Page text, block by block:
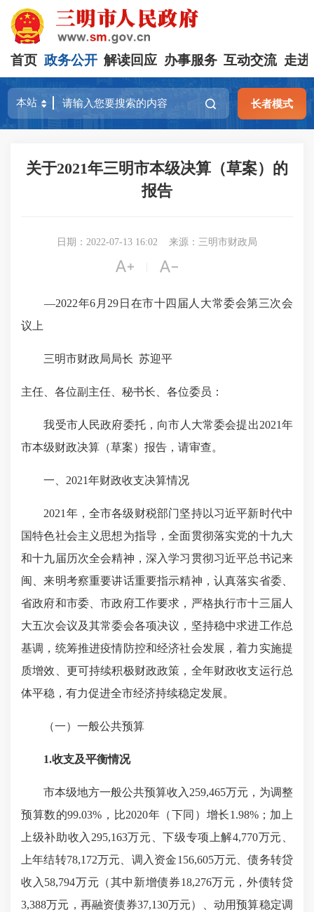
首页 政务公开 解读回应 办事服务 互动交流 走进
长者模式
关于2021年三明市本级决算（草案）的
报告
日期：2022-07-13 16:02 来源：三明市财政局
 
—2022年6月29日在市十四届人大常委会第三次会
议上
三明市财政局局长 苏迎平
主任、各位副主任、秘书长、各位委员：
我受市人民政府委托，向市人大常委会提出2021年
市本级财政决算（草案）报告，请审查。
一、2021年财政收支决算情况
2021年，全市各级财税部门坚持以习近平新时代中
国特色社会主义思想为指导，全面贯彻落实党的十九大
和十九届历次全会精神，深入学习贯彻习近平总书记来
闽、来明考察重要讲话重要指示精神，认真落实省委、
省政府和市委、市政府工作要求，严格执行市十三届人
大五次会议及其常委会各项决议，坚持稳中求进工作总
基调，统筹推进疫情防控和经济社会发展，着力实施提
质增效、更可持续积极财政政策，全年财政收支运行总
体平稳，有力促进全市经济持续稳定发展。
（一）一般公共预算
1.收支及平衡情况
市本级地方一般公共预算收入259,465万元，为调整
预算数的99.03%，比2020年（下同）增长1.98%；加上
上级补助收入295,163万元、下级专项上解4,770万元、
上年结转78,172万元、调入资金156,605万元、债务转贷
收入58,794万元（其中新增债券18,276万元，外债转贷
3,388万元，再融资债券37,130万元）、动用预算稳定调